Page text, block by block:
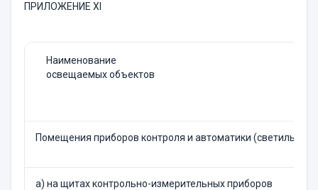
ПРИЛОЖЕНИЕ XI
Наименование
освещаемых объектов
Помещения приборов контроля и автоматики
а) на щитах контрольно-измерительных приборов